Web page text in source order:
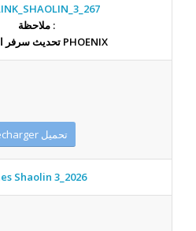
ملاحظة :
تحديث سرفر الفينكس PHOENIX
Télécharger تحميل
Shaolin 3_2026